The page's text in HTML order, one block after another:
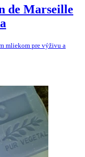
de Marseille
mliekom pre výživu a